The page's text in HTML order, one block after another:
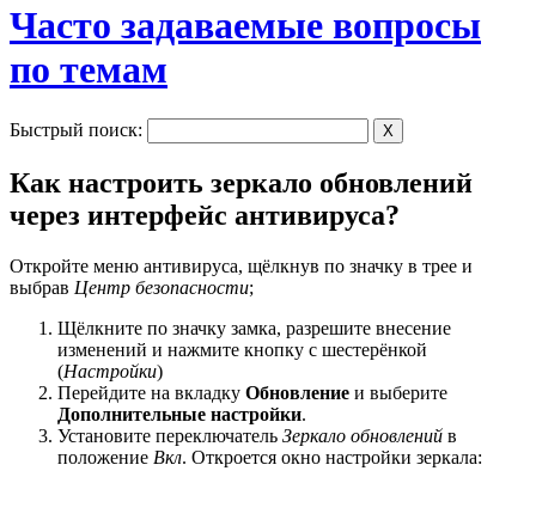
Часто задаваемые вопросы
по темам
Быстрый поиск: X
Как настроить зеркало обновлений
через интерфейс антивируса?
Откройте меню антивируса, щёлкнув по значку в трее и
выбрав Центр безопасности;
Щёлкните по значку замка, разрешите внесение
изменений и нажмите кнопку с шестерёнкой
(Настройки)
Перейдите на вкладку Обновление и выберите
Дополнительные настройки.
Установите переключатель Зеркало обновлений в
положение Вкл. Откроется окно настройки зеркала: